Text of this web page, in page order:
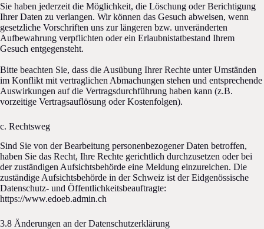
Sie haben jederzeit die Möglichkeit, die Löschung oder Berichtigung
Ihrer Daten zu verlangen. Wir können das Gesuch abweisen, wenn
gesetzliche Vorschriften uns zur längeren bzw. unveränderten
Aufbewahrung verpflichten oder ein Erlaubnistatbestand Ihrem
Gesuch entgegensteht.
Bitte beachten Sie, dass die Ausübung Ihrer Rechte unter Umständen
im Konflikt mit vertraglichen Abmachungen stehen und entsprechende
Auswirkungen auf die Vertragsdurchführung haben kann (z.B.
vorzeitige Vertragsauflösung oder Kostenfolgen).
c. Rechtsweg
Sind Sie von der Bearbeitung personenbezogener Daten betroffen,
haben Sie das Recht, Ihre Rechte gerichtlich durchzusetzen oder bei
der zuständigen Aufsichtsbehörde eine Meldung einzureichen. Die
zuständige Aufsichtsbehörde in der Schweiz ist der Eidgenössische
Datenschutz- und Öffentlichkeitsbeauftragte:
https://www.edoeb.admin.ch
3.8 Änderungen an der Datenschutzerklärung